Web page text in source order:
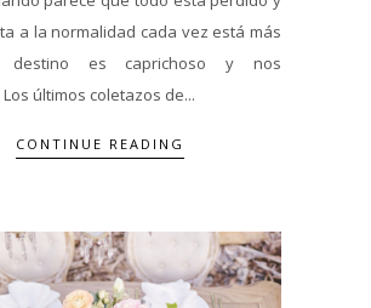
a la normalidad cada vez está más
destino es caprichoso y nos
últimos coletazos de...
CONTINUE READING